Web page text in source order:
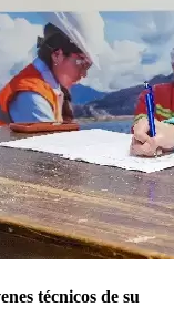
técnicos de su